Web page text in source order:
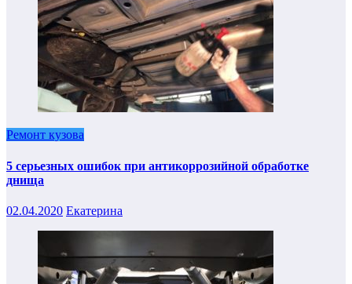
Ремонт кузова
5 серьезных ошибок при антикоррозийной обработке
днища
02.04.2020 Екатерина